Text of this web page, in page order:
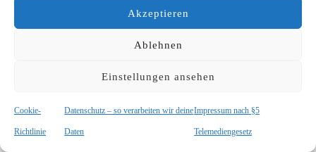
Akzeptieren
Ablehnen
Einstellungen ansehen
Cookie-
Richtlinie
Datenschutz – so verarbeiten wir deine
Daten
Impressum nach §5
Telemediengesetz